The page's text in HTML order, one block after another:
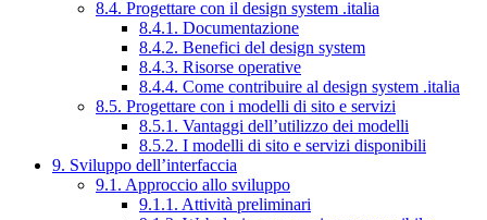
8.4. Progettare con il design system .italia
8.4.1. Documentazione
8.4.2. Benefici del design system
8.4.3. Risorse operative
8.4.4. Come contribuire al design system .italia
8.5. Progettare con i modelli di sito e servizi
8.5.1. Vantaggi dell’utilizzo dei modelli
8.5.2. I modelli di sito e servizi disponibili
9. Sviluppo dell’interfaccia
9.1. Approccio allo sviluppo
9.1.1. Attività preliminari